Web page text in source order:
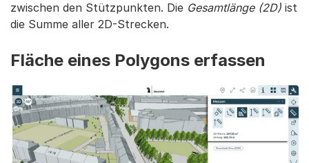
zwischen den Stützpunkten. Die Gesamtlänge (2D) ist
die Summe aller 2D-Strecken.
Fläche eines Polygons erfassen